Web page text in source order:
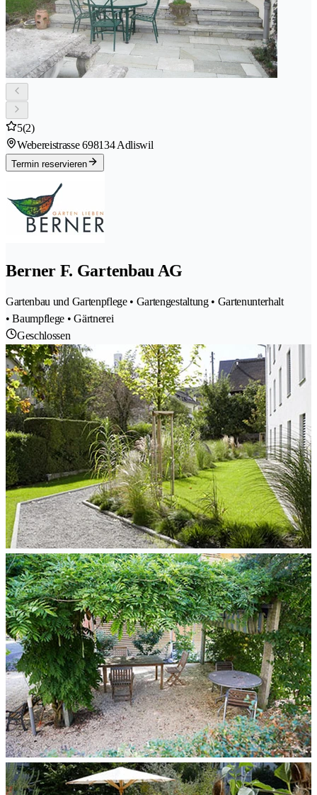
5(2)
Webereistrasse 698134 Adliswil
Termin reservieren
Berner F. Gartenbau AG
Gartenbau und Gartenpflege • Gartengestaltung • Gartenunterhalt
• Baumpflege • Gärtnerei
Geschlossen